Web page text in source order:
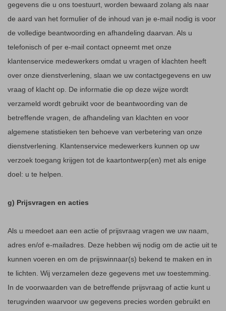
gegevens die u ons toestuurt, worden bewaard zolang als naar
de aard van het formulier of de inhoud van je e-mail nodig is voor
de volledige beantwoording en afhandeling daarvan. Als u
telefonisch of per e-mail contact opneemt met onze
klantenservice medewerkers omdat u vragen of klachten heeft
over onze dienstverlening, slaan we uw contactgegevens en uw
vraag of klacht op. De informatie die op deze wijze wordt
verzameld wordt gebruikt voor de beantwoording van de
betreffende vragen, de afhandeling van klachten en voor
algemene statistieken ten behoeve van verbetering van onze
dienstverlening. Klantenservice medewerkers kunnen op uw
verzoek toegang krijgen tot de kaartontwerp(en) met als enige
doel: u te helpen.
g) Prijsvragen en acties
Als u meedoet aan een actie of prijsvraag vragen we uw naam,
adres en/of e-mailadres. Deze hebben wij nodig om de actie uit te
kunnen voeren en om de prijswinnaar(s) bekend te maken en in
te lichten. Wij verzamelen deze gegevens met uw toestemming.
In de voorwaarden van de betreffende prijsvraag of actie kunt u
terugvinden waarvoor uw gegevens precies worden gebruikt en